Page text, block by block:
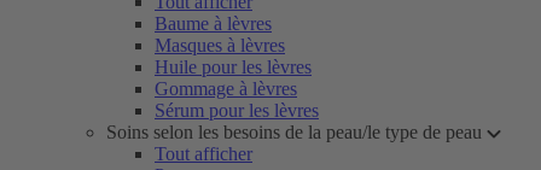
Baume à lèvres
Masques à lèvres
Huile pour les lèvres
Gommage à lèvres
Sérum pour les lèvres
Soins selon les besoins de la peau/le type de peau
Tout afficher